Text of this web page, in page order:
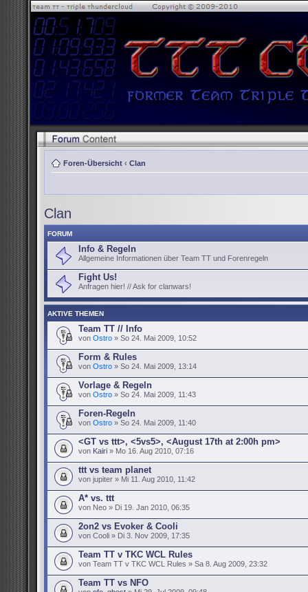
Foren-Übersicht ‹ Clan
Clan
FORUM
Info & Regeln
Allgemeine Informationen über Team TT und Forenregeln
Fight Us!
Anfragen hier! // Ask for clanwars!
AKTIVE THEMEN
Team TT // Info
von Ostro » So 24. Mai 2009, 10:52
Form & Rules
von Ostro » So 24. Mai 2009, 13:14
Vorlage & Regeln
von Ostro » So 24. Mai 2009, 11:43
Foren-Regeln
von Ostro » So 24. Mai 2009, 11:40
<GT vs ttt>, <5vs5>, <August 17th at 2:00h pm>
von Kairi » Mo 16. Aug 2010, 07:16
ttt vs team planet
von jupiter » Mi 11. Aug 2010, 11:42
A* vs. ttt
von Neo » Di 19. Jan 2010, 06:35
2on2 vs Evoker & Cooli
von Cooli » Di 3. Nov 2009, 17:35
Team TT v TKC WCL Rules
von Team TT v TKC WCL Rules » Sa 8. Aug 2009, 23:32
Team TT vs NFO